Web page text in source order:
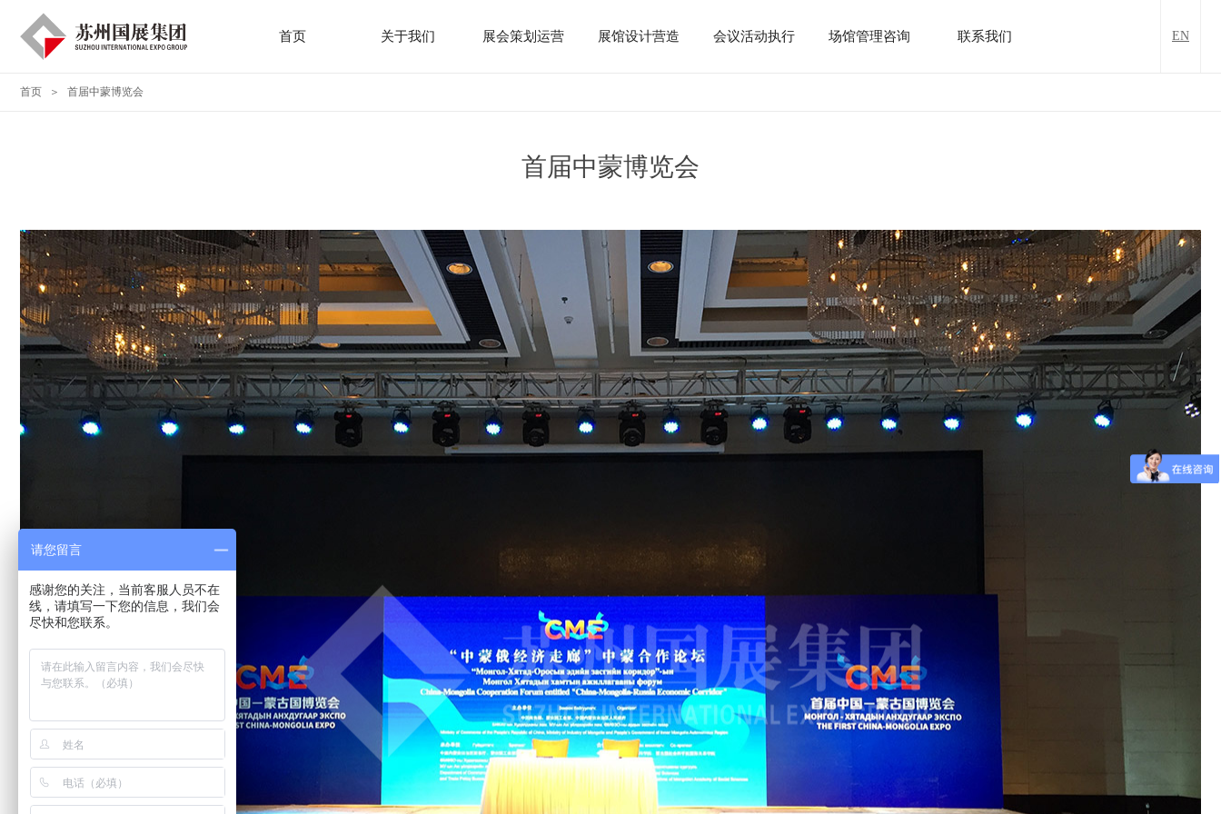
首页 ＞ 首届中蒙博览会
首届中蒙博览会
EN
首页 关于我们 展会策划运营 展馆设计营造 会议活动执行 场馆管理咨询 联系我们
请您留言
感谢您的关注，当前客服人员不在
线，请填写一下您的信息，我们会
尽快和您联系。